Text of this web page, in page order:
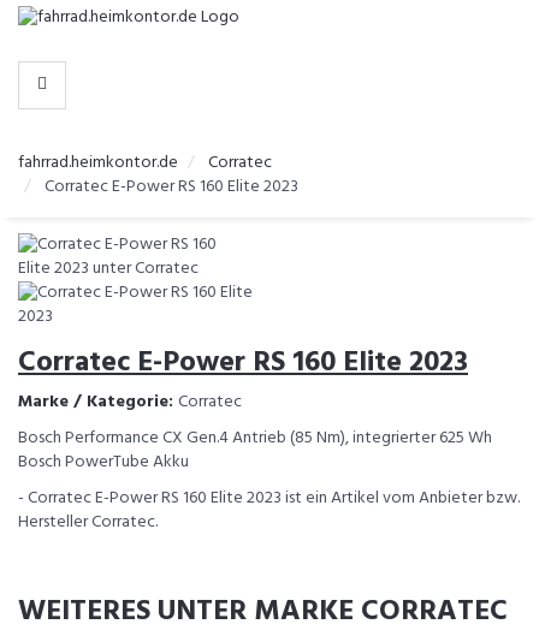
-
HERSTELLER
fahrrad.heimkontor.de
Corratec
Corratec E-Power RS 160 Elite 2023
Corratec E-Power RS 160 Elite 2023
Marke / Kategorie: Corratec
Bosch Performance CX Gen.4 Antrieb (85 Nm), integrierter 625 Wh
Bosch PowerTube Akku
- Corratec E-Power RS 160 Elite 2023 ist ein Artikel vom Anbieter bzw.
Hersteller Corratec.
WEITERES UNTER MARKE CORRATEC